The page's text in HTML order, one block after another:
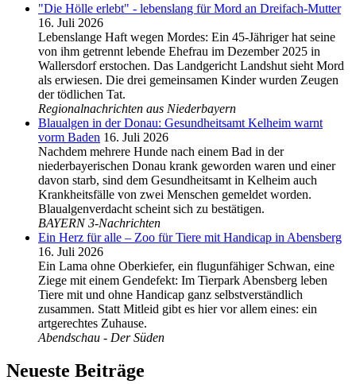
"Die Hölle erlebt" - lebenslang für Mord an Dreifach-Mutter
16. Juli 2026
Lebenslange Haft wegen Mordes: Ein 45-Jähriger hat seine
von ihm getrennt lebende Ehefrau im Dezember 2025 in
Wallersdorf erstochen. Das Landgericht Landshut sieht Mord
als erwiesen. Die drei gemeinsamen Kinder wurden Zeugen
der tödlichen Tat.
Regionalnachrichten aus Niederbayern
Blaualgen in der Donau: Gesundheitsamt Kelheim warnt
vorm Baden 16. Juli 2026
Nachdem mehrere Hunde nach einem Bad in der
niederbayerischen Donau krank geworden waren und einer
davon starb, sind dem Gesundheitsamt in Kelheim auch
Krankheitsfälle von zwei Menschen gemeldet worden.
Blaualgenverdacht scheint sich zu bestätigen.
BAYERN 3-Nachrichten
Ein Herz für alle – Zoo für Tiere mit Handicap in Abensberg
16. Juli 2026
Ein Lama ohne Oberkiefer, ein flugunfähiger Schwan, eine
Ziege mit einem Gendefekt: Im Tierpark Abensberg leben
Tiere mit und ohne Handicap ganz selbstverständlich
zusammen. Statt Mitleid gibt es hier vor allem eines: ein
artgerechtes Zuhause.
Abendschau - Der Süden
Neueste Beiträge